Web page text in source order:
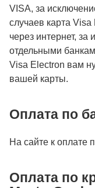
VISA, за
случаев карта
через интернет,
отдельными
Visa Electron вам
вашей карты.
Оплата по
На сайте к оплате
Оплата по